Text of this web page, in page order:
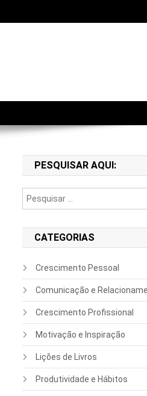
PESQUISAR AQUI:
CATEGORIAS
Crescimento Pessoal
Comunicação e
Crescimento Profissional
Motivação e Inspiração
Lições de Livros
Produtividade e Hábitos